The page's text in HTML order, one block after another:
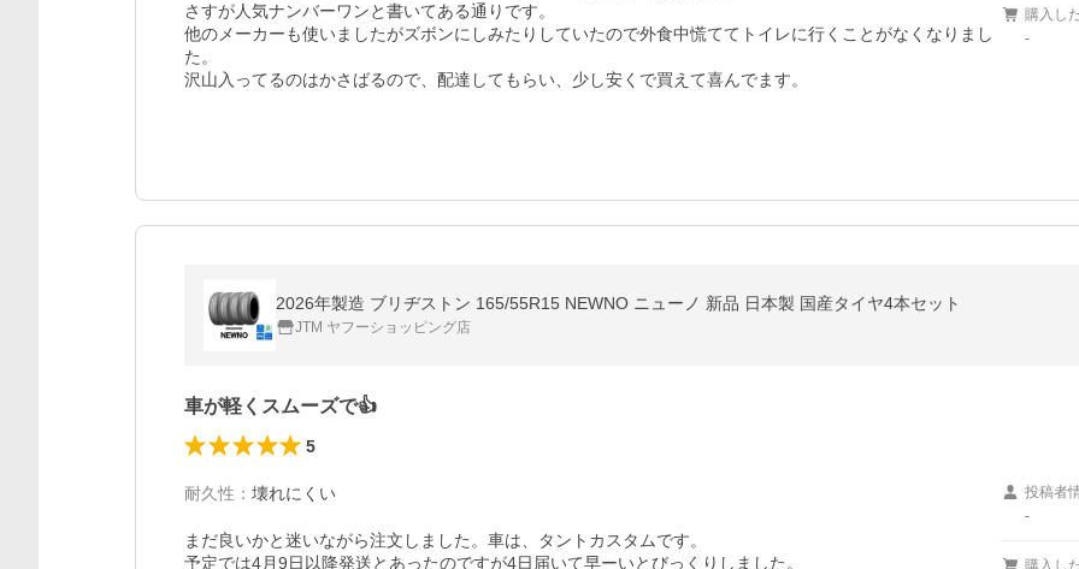
さすが人気ナンバーワンと書いてある通りです。
他のメーカーも使いましたがズボンにしみたりしていたので外食中慌ててトイレに行くことがなくなりまし
た。
沢山入ってるのはかさばるので、配達してもらい、少し安くで買えて喜んでます。
購入し
-
2026年製造 ブリヂストン 165/55R15 NEWNO ニューノ 新品 日本製 国産タイヤ4本セット
JTM ヤフーショッピング店
車が軽くスムーズで👍
5
耐久性 ： 壊れにくい
まだ良いかと迷いながら注文しました。車は、タントカスタムです。
予定では4月9日以降発送とあったのですが4日届いて早ーいとびっくりしました。
投稿者
-
購入し